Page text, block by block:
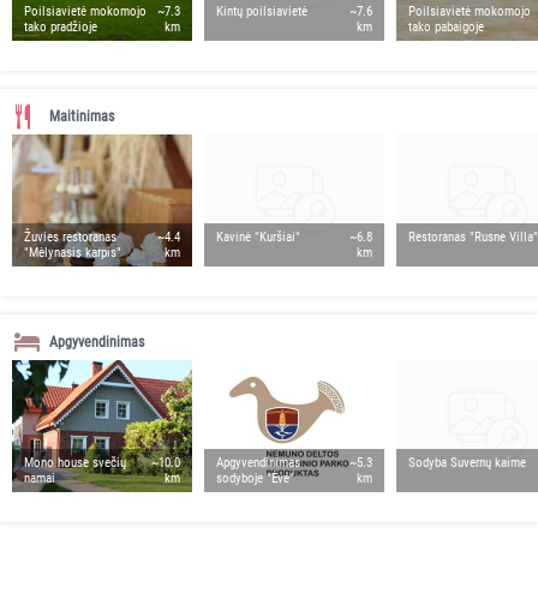
Poilsiavietė mokomojo
tako pradžioje
~7.3
km
Kintų poilsiavietė
~7.6
km
Poilsiavietė mokomojo
tako pabaigoje
Maitinimas
Žuvies restoranas
"Mėlynasis karpis"
~4.4
km
Kavinė "Kuršiai"
~6.8
km
Restoranas "Rusne Villa"
Apgyvendinimas
Mono house svečių
namai
~10.0
km
Apgyvendinimas
sodyboje "Ėvė"
~5.3
km
Sodyba Suvernų kaime